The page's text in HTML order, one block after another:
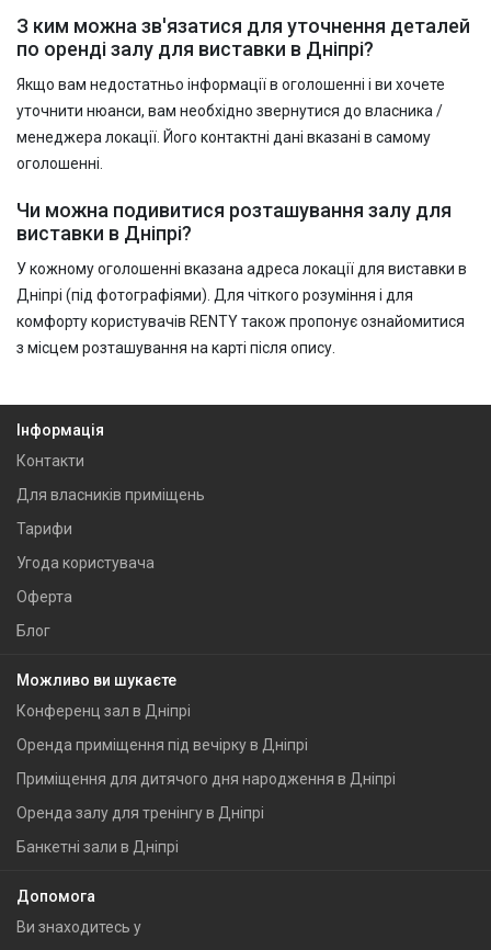
З ким можна зв'язатися для уточнення деталей
по оренді залу для виставки в Дніпрі?
Якщо вам недостатньо інформації в оголошенні і ви хочете
уточнити нюанси, вам необхідно звернутися до власника /
менеджера локації. Його контактні дані вказані в самому
оголошенні.
Чи можна подивитися розташування залу для
виставки в Дніпрі?
У кожному оголошенні вказана адреса локації для виставки в
Дніпрі (під фотографіями). Для чіткого розуміння і для
комфорту користувачів RENTY також пропонує ознайомитися
з місцем розташування на карті після опису.
Інформація
Контакти
Для власників приміщень
Тарифи
Угода користувача
Оферта
Блог
Можливо ви шукаєте
Конференц зал в Дніпрі
Оренда приміщення під вечірку в Дніпрі
Приміщення для дитячого дня народження в Дніпрі
Оренда залу для тренінгу в Дніпрі
Банкетні зали в Дніпрі
Допомога
Ви знаходитесь у